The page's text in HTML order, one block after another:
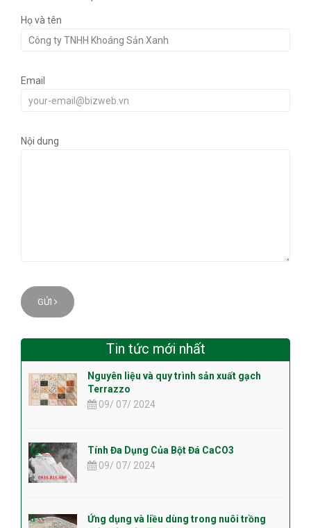
Họ và tên
Email
Nội dung
GỬI
Tin tức mới nhất
Nguyên liệu và quy trình sản xuất gạch
Terrazzo
09/ 07/ 2024
Tính Đa Dụng Của Bột Đá CaCO3
09/ 07/ 2024
Ứng dụng và liều dùng trong nuôi trồng